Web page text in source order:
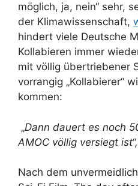
möglich, ja, nein“ sehr,
der Klimawissenschaft,
hindert viele Deutsche
Kollabieren immer
mit völlig übertriebener
vorrangig „Kollabierer“
kommen:
„Dann dauert es noch
AMOC völlig versiegt
Nach dem